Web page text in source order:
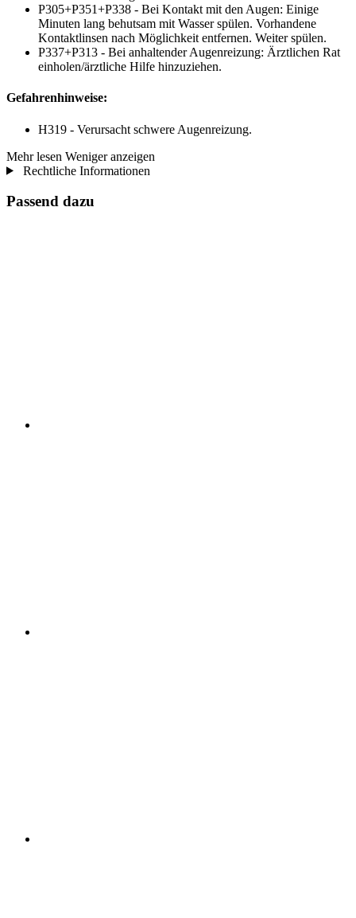
P305+P351+P338 - Bei Kontakt mit den Augen: Einige
Minuten lang behutsam mit Wasser spülen. Vorhandene
Kontaktlinsen nach Möglichkeit entfernen. Weiter spülen.
P337+P313 - Bei anhaltender Augenreizung: Ärztlichen Rat
einholen/ärztliche Hilfe hinzuziehen.
Gefahrenhinweise:
H319 - Verursacht schwere Augenreizung.
Mehr lesen Weniger anzeigen
Rechtliche Informationen
Passend dazu